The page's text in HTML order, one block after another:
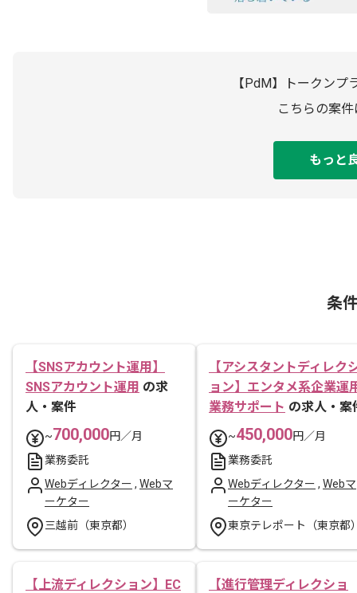
【PdM】トークン
こちらの案
もっと
条
【SNSアカウント運用】
SNSアカウント運用 の求
人・案件
~700,000円／月
業務委託
Webディレクター , Webマ
ーケター
三越前（東京都）
【アシスタントディレク
ョン】エンタメ系企業運
業務サポート の求人・案
~450,000円／月
業務委託
Webディレクター , Webマ
ーケター
東京テレポート（東京都
【上流ディレクション】EC
【進行管理ディレクショ